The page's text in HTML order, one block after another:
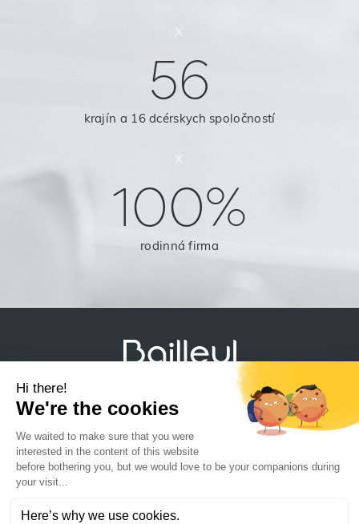
x
56
krajín a 16 dcérskych spoločností
x
100%
rodinná firma
Právne informácie
Zásady ochrany súkromia a ochrany údajov
Mapa stránky
Uzatvorenie partnerstva